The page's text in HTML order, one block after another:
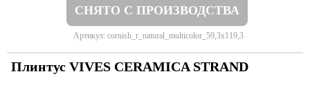
СНЯТО С ПРОИЗВОДСТВА
Артикул: cornish_r_natural_multicolor_59,3x119,3
Плинтус VIVES CERAMICA STRAND